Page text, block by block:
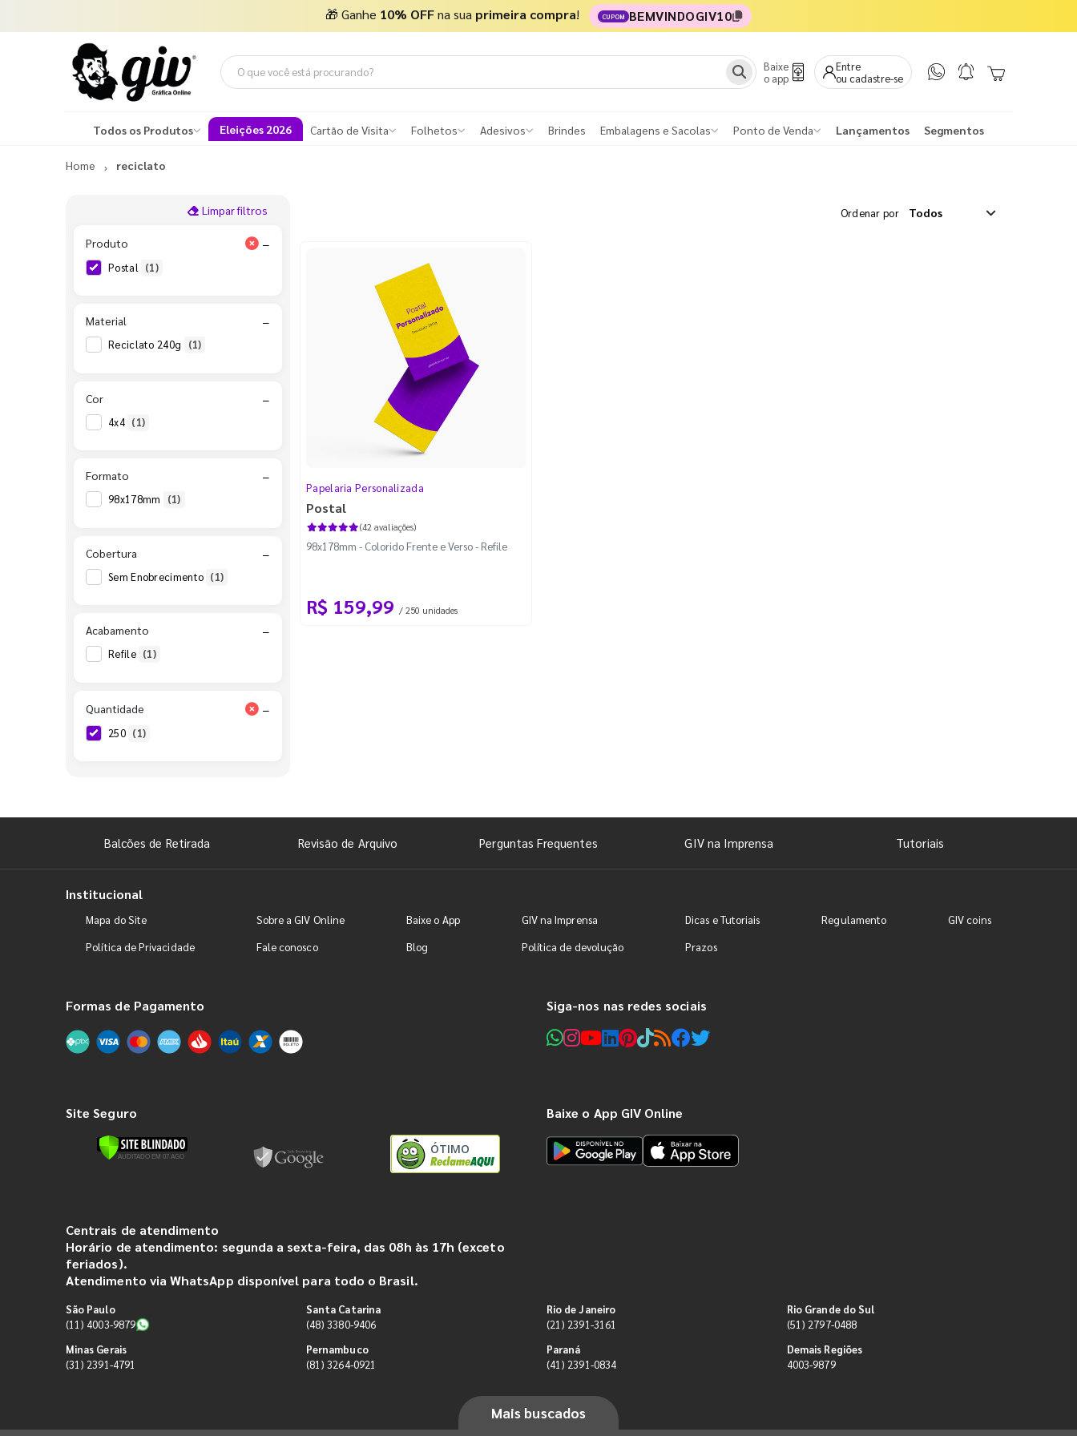
🎁 Ganhe 10% OFFna sua primeira compra! CUPOM BEMVINDOGIV10
Baixe
o app
Entre
ou cadastre-se
Todos os Produtos Eleições 2026 Cartão de Visita Folhetos Adesivos Brindes Embalagens e Sacolas Ponto de Venda Lançamentos Segmentos
Home reciclato
Limpar filtros
Produto −
Postal (1)
Material −
Reciclato 240g (1)
Cor −
4x4 (1)
Formato −
98x178mm (1)
Cobertura −
Sem Enobrecimento (1)
Acabamento −
Refile (1)
Quantidade −
250 (1)
Ordenar por
Papelaria Personalizada
Postal
(42 avaliações)
98x178mm - Colorido Frente e Verso - Refile
R$ 159,99 / 250 unidades
Balcões de Retirada Revisão de Arquivo Perguntas Frequentes GIV na Imprensa Tutoriais
Institucional
Mapa do Site Sobre a GIV Online Baixe o App GIV na Imprensa Dicas e Tutoriais Regulamento
GIV coins
Política de Privacidade
Fale conosco Blog Política de devolução Prazos
Formas de Pagamento Siga-nos nas redes sociais
Site Seguro
ÓTIMO
Baixe o App GIV Online
Centrais de atendimento
Horário de atendimento: segunda a sexta-feira, das 08h às 17h (exceto
feriados).
Atendimento via WhatsApp disponível para todo o Brasil.
São Paulo
(11) 4003-9879
Minas Gerais
(31) 2391-4791
Santa Catarina
(48) 3380-9406
Pernambuco
(81) 3264-0921
Rio de Janeiro
(21) 2391-3161
Paraná
(41) 2391-0834
Rio Grande do Sul
(51) 2797-0488
Demais Regiões
4003-9879
Mais buscados